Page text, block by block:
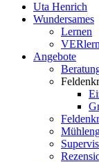
Uta Henrich
Wundersames
Lernen
Angebote